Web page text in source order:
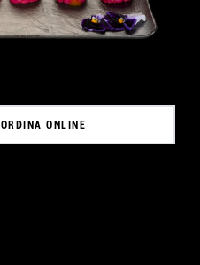
ORDINA ONLINE